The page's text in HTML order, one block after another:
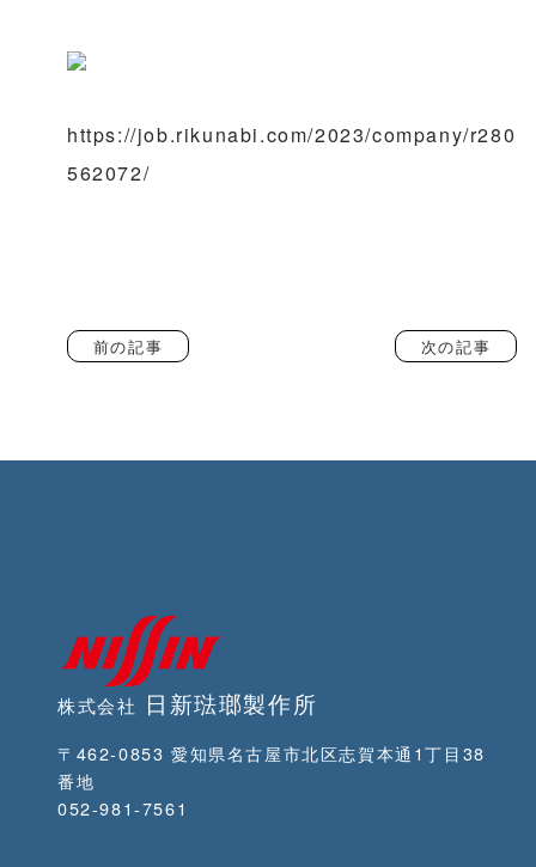
https://job.rikunabi.com/2023/company/r280
562072/
前の記事 次の記事
株式会社 日新琺瑯製作所
〒462-0853 愛知県名古屋市北区志賀本通1丁目38
番地
052-981-7561